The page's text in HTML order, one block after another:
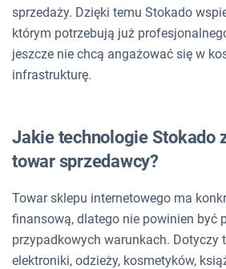
sprzedaży. Dzięki temu Stokado
którym potrzebują już
jeszcze nie chcą angażować się w
infrastrukturę.
Jakie technologie Stokado
towar sprzedawcy?
Towar sklepu internetowego ma
finansową, dlatego nie powinien być
przypadkowych warunkach. Dotyczy
elektroniki, odzieży, kosmetyków,